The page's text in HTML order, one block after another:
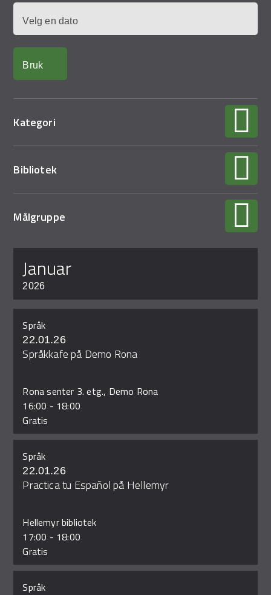
Kategori
Bibliotek
Målgruppe
januar
2026
Språk
22.01.26
Språkkafe på Demo Rona
Rona senter 3. etg., Demo Rona
16:00 - 18:00
Gratis
Språk
22.01.26
Practica tu Español på Hellemyr
Hellemyr bibliotek
17:00 - 18:00
Gratis
Språk